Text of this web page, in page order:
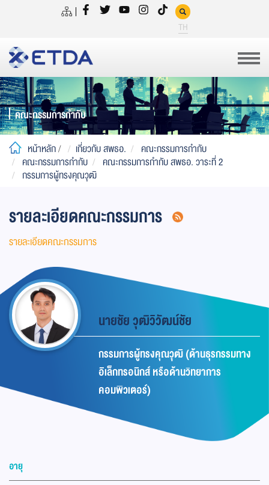
TH
คณะกรรมการกำกับ
หน้าหลัก/ เกี่ยวกับ สพธอ.
คณะกรรมการกำกับ
คณะกรรมการกำกับ
คณะกรรมการกำกับ สพธอ. วาระที่ 2
กรรมการผู้ทรงคุณวุฒิ
รายละเอียดคณะกรรมการ
รายละเอียดคณะกรรมการ
นายชัย วุฒิวิวัฒน์ชัย
กรรมการผู้ทรงคุณวุฒิ (ด้านธุรกรรมทาง
อิเล็กทรอนิกส์ หรือด้านวิทยาการ
คอมพิวเตอร์)
อายุ